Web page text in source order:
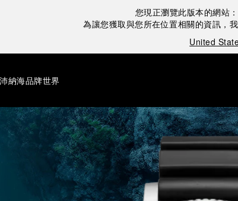
您現正瀏覽此版本的網站：
為讓您獲取與您所在位置相關的資訊，
United
沛納海品牌世界